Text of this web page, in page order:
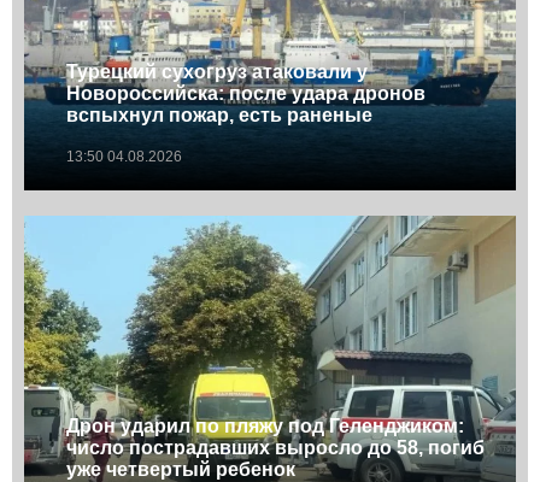
Турецкий сухогруз атаковали у
Новороссийска: после удара дронов
вспыхнул пожар, есть раненые
13:50 04.08.2026
Дрон ударил по пляжу под Геленджиком:
число пострадавших выросло до 58, погиб
уже четвертый ребенок